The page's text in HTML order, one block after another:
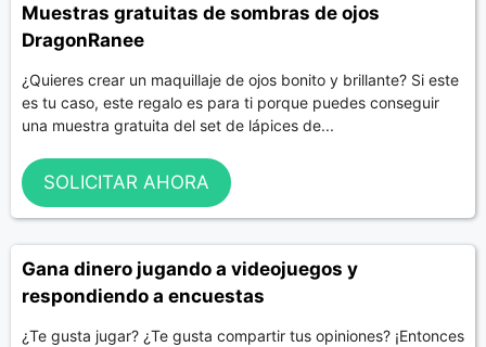
Muestras gratuitas de sombras de ojos
DragonRanee
¿Quieres crear un maquillaje de ojos bonito y brillante? Si este
es tu caso, este regalo es para ti porque puedes conseguir
una muestra gratuita del set de lápices de...
SOLICITAR AHORA
Gana dinero jugando a videojuegos y
respondiendo a encuestas
¿Te gusta jugar? ¿Te gusta compartir tus opiniones? ¡Entonces